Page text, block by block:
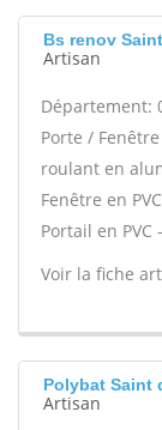
Bs renov
Artisan
Département:
Porte /
roulant en
Fenêtre en
Portail en
Voir la fiche
Polybat Saint
Artisan